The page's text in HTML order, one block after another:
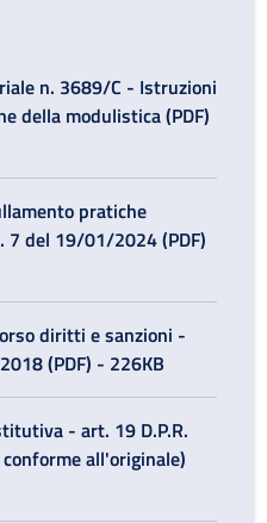
n. 3689/C - Istruzioni
della modulistica (PDF)
pratiche
7 del 19/01/2024 (PDF)
diritti e sanzioni -
(PDF) - 226KB
- art. 19 D.P.R.
all'originale)